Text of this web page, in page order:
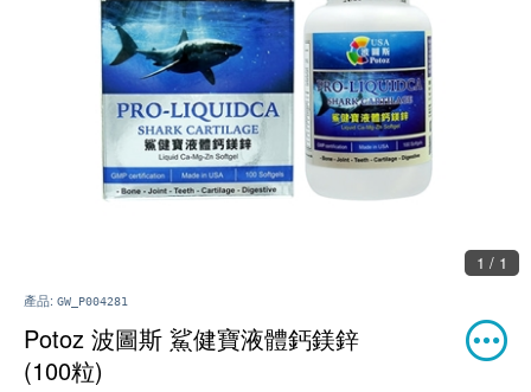
1 / 1
產品: GW_P004281
Potoz 波圖斯 鯊健寶液體鈣鎂鋅
(100粒)